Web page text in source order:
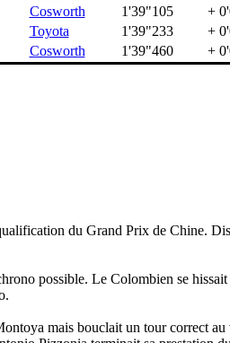
Cosworth 1'39"105 +
Toyota 1'39"233 +
Cosworth 1'39"460 +
du Grand Prix de Chine.
possible. Le Colombien se
mais bouclait un tour correct